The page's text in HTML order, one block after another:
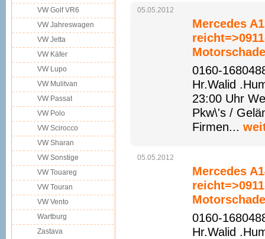
05.05.2012
Mercedes
0160-
Hr.Walid
23:00 Uhr
Pkw\'s /
Firmen...
05.05.2012
Mercedes
0160-
Hr.Walid
VW Golf VR6
VW Jahreswagen
VW Jetta
VW Käfer
VW Lupo
VW Mulitvan
VW Passat
VW Polo
VW Scirocco
VW Sharan
VW Sonstige
VW Touareg
VW Touran
VW Vento
Wartburg
Zastava